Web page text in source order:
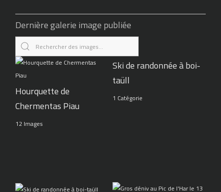
Dernière galerie image publiée
Hourquette de
Chermentas Piau
12 Images
Ski de randonnée à boi-
taüll
1 Catégorie